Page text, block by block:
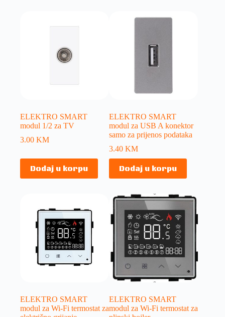
ELEKTRO SMART
modul 1/2 za TV
3.00 KM
Dodaj u korpu
ELEKTRO SMART
modul za USB A konektor
samo za prijenos podataka
3.40KM
Dodaj u korpu
ELEKTRO SMART
modul za Wi-Fi termostat za
ELEKTRO SMART
modul za Wi-Fi termostat za